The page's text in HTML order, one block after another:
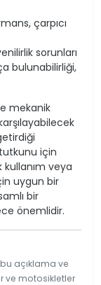
çarpıcı
sorunları
bulunabilirliği,
mekanik
için
veya
uygun bir
bir
önemlidir.
açıklama ve
ve motosikletler